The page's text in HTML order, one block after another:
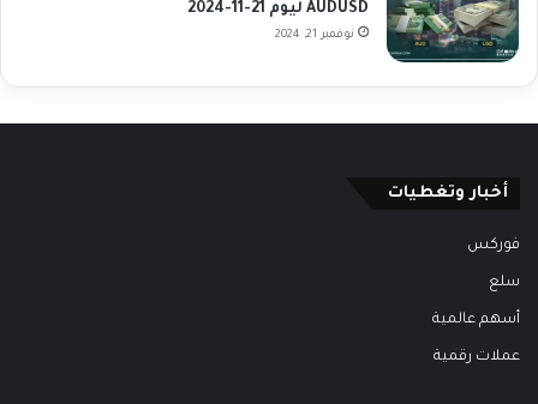
AUDUSD ليوم 21-11-2024
نوفمبر 21, 2024
أخبار وتغطيات
فوركس
سلع
أسهم عالمية
عملات رقمية